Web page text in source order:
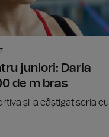
juniori: Daria
de m bras
și-a câștigat seria cu